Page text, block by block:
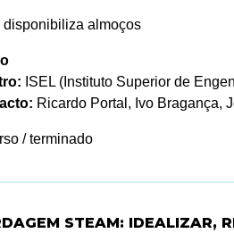
disponibiliza almoços
ISEL (Instituto Superior de
Ricardo Portal, Ivo Bragança,
/ terminado
STEAM: IDEALIZAR,